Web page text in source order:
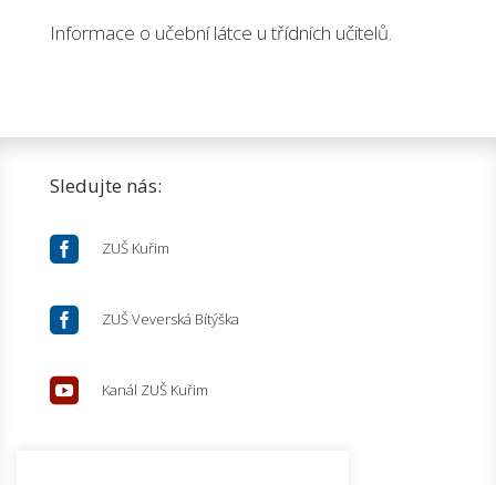
Informace o učební látce u třídních učitelů.
Sledujte nás:
 ZUŠ Kuřim
 ZUŠ Veverská Bítýška
 Kanál ZUŠ Kuřim